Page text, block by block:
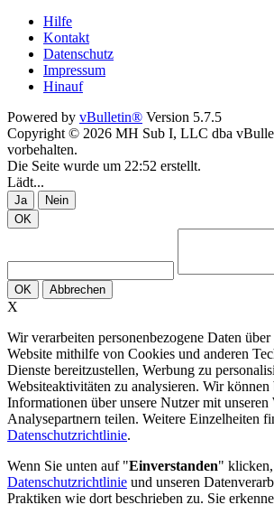
Hilfe
Kontakt
Datenschutz
Impressum
Hinauf
Powered by vBulletin® Version 5.7.5
Copyright © 2026 MH Sub I, LLC dba
vorbehalten.
Die Seite wurde um 22:52 erstellt.
Lädt...
Ja
Nein
OK
OK Abbrechen
X
Wir verarbeiten personenbezogene Daten
Website mithilfe von Cookies und anderen
Dienste bereitzustellen, Werbung zu
Websiteaktivitäten zu analysieren. Wir können
Informationen über unsere Nutzer mit unseren
Analysepartnern teilen. Weitere Einzelheiten
Datenschutzrichtlinie.
Wenn Sie unten auf "Einverstanden" klicken,
Datenschutzrichtlinie und unseren
Praktiken wie dort beschrieben zu. Sie